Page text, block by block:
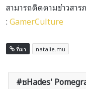
สามารถติดตามข่าวสา
:GamerCulture
ที่มา natalie.mu
ชHades'